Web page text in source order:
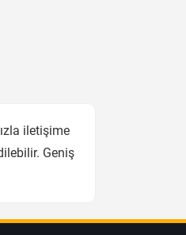
iletişime
Geniş